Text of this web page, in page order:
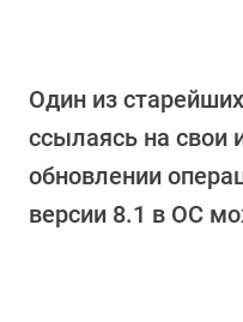
Один из
ссылаясь на свои
обновлении
версии 8.1 в ОС